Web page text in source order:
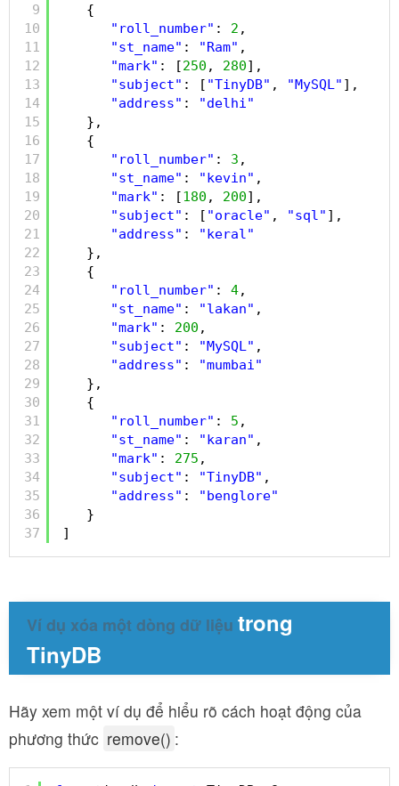
9
10
11
12
13
14
15
16
17
18
19
20
21
22
23
24
25
26
27
28
29
30
31
32
33
34
35
36
37
{
"roll_number" : 2 ,
"st_name" : "Ram" ,
"mark" : [250 , 280],
"subject" : [ "TinyDB" , "MySQL" ],
"address" :
"delhi"
},
{
"roll_number" : 3 ,
"st_name" : "kevin" ,
"mark" : [180 , 200],
"subject" : [ "oracle" , "sql" ],
"address" :
"keral"
},
{
"roll_number" : 4,
"st_name" : "lakan" ,
"mark" : 200 ,
"subject" : "MySQL" ,
"address" :
"mumbai"
},
{
"roll_number" : 5 ,
"st_name" : "karan" ,
"mark" : 275 ,
"subject" : "TinyDB" ,
"address" :
"benglore"
}
]
Ví dụ xóa một dòng dữ liệu trong
TinyDB
Hãy xem một ví dụ để hiểu rõ cách hoạt động của
phương thức remove() :